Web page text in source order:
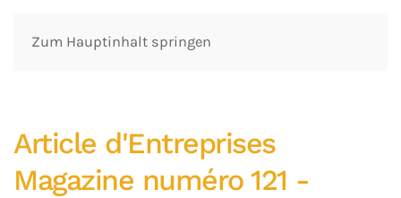
Zum Hauptinhalt springen
Article d'Entreprises
Magazine numéro 121 -